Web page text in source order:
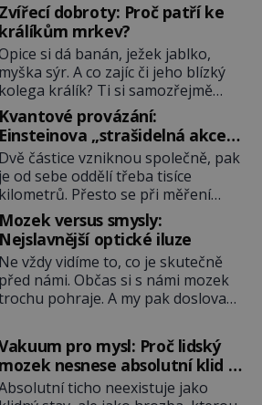
Zvířecí dobroty: Proč patří ke
králíkům mrkev?
si dá banán, ježek jablko,
myška sýr. A co zajíc či jeho blízký
kolega králík? Ti si samozřejmě
pochutnají na mrkvi! Proč jsou
podobné představy o potravě
zvířat často spíš mýty? Pokud máte
doma králíka, mrkev mu dát
A nejspíš mu i bude
chutnat, ovšem měl by ji mít jen
jako občasný pamlsek. […]
Kvantové provázání:
Einsteinova „strašidelná akce
na dálku“ dál mate i fascinuje
vědce
Dvě částice vzniknou společně, pak
je od sebe oddělí třeba tisíce
kilometrů. Přesto se při měření
chovají, jako by mezi nimi
existovalo neviditelné pouto. Albert
Einstein tomu s jistou dávkou
ironie říká „strašidelná akce na
dálku“ a dlouhá desetiletí věří, že
musí existovat jednodušší
ukazují, že kvantový svět
funguje jinak, než […]
Mozek versus smysly:
Nejslavnější optické iluze
Ne vždy vidíme to, co je skutečně
před námi. Občas si s námi mozek
pohraje. A my pak doslova
vznikají ty nejpodivnější optické
iluze? Soustřeď se na to hlavní!
TROXLERŮV EFEKT Náš mozek
zpracovat hodně informací.
pro mysl: Proč lidský
mozek nesnese absolutní klid a
začne si vymýšlet horory
ticho neexistuje jako